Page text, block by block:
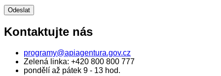
Kontaktujte nás
programy@apiagentura.gov.cz
Zelená linka: +420 800 800 777
pondělí až pátek 9 - 13 hod.